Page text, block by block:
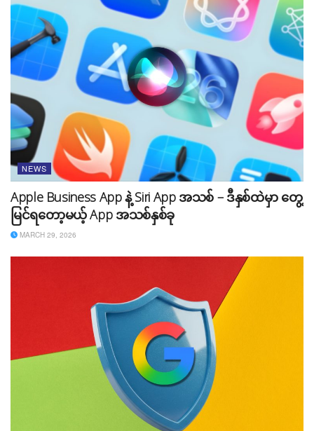
NEWS
Apple Business App နဲ့ Siri App အသစ် – ဒီနှစ်ထဲမှာ တွေ့
မြင်ရတော့မယ့် App အသစ်နှစ်ခု
MARCH 29, 2026